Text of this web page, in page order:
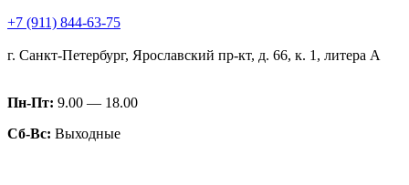
+7 (911) 844-63-75
г. Санкт-Петербург, Ярославский пр-кт, д. 66, к. 1, литера А
Пн-Пт: 9.00 — 18.00
Сб-Вс: Выходные